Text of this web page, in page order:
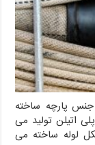
پارچه ساخته
اتیلن تولید می
لوله ساخته می